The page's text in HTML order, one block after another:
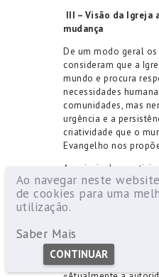
Ao navegar neste
de cookies para uma
utilização.
Saber Mais
CONTINUAR
III – Visão da Igreja
mudança
De um modo geral
consideram que a
mundo e procura
necessidades
comunidades, mas
urgência e a
criatividade que o
Evangelho nos
A maioria dos
ponto de vista da
continua a ser
a torna inacessível e
atitude de
legalista, existindo
o clero/ hierarquia e o